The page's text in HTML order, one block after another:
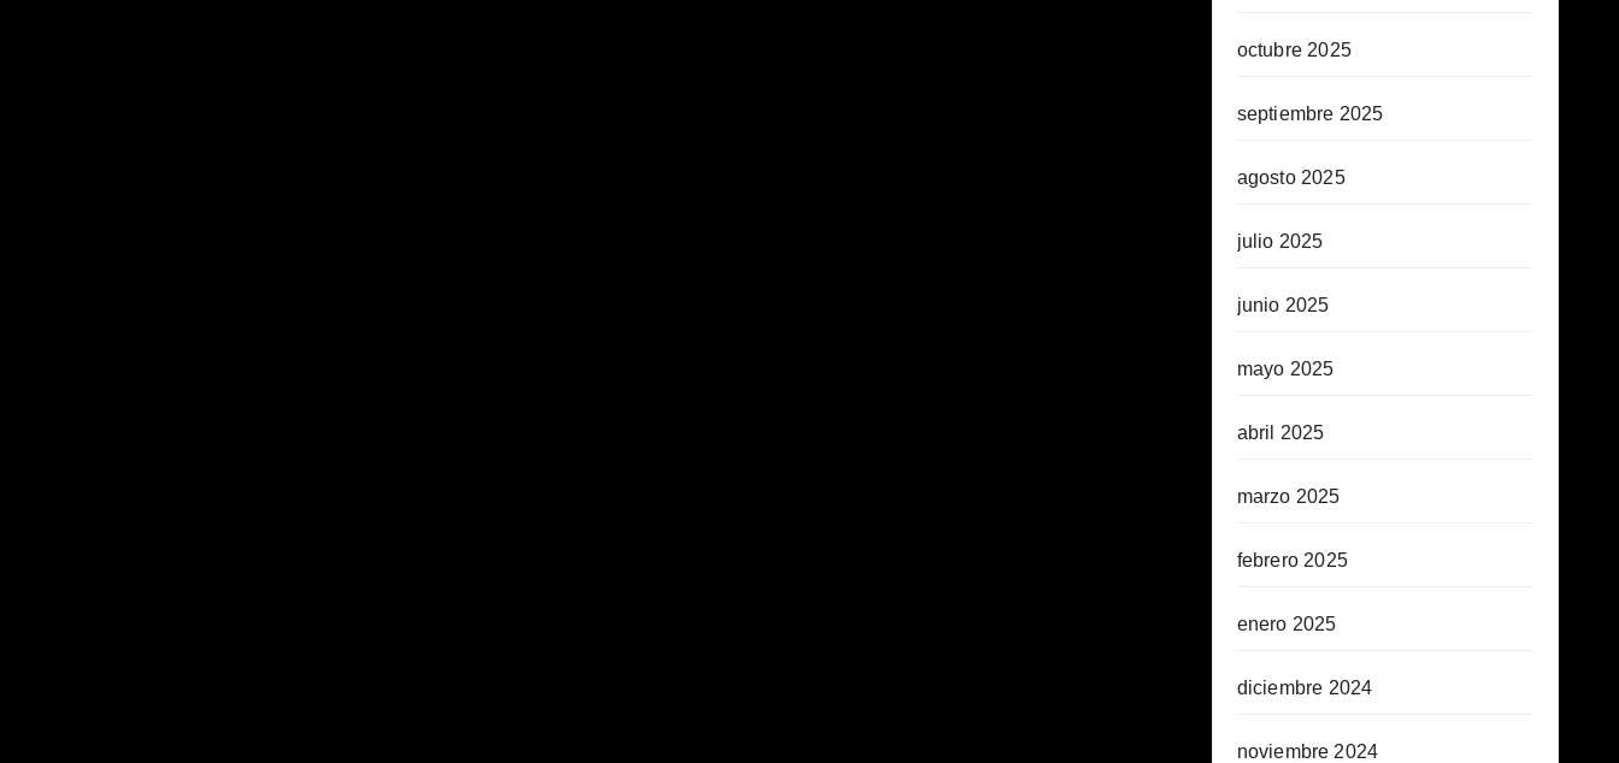
octubre 2025
septiembre 2025
agosto 2025
julio 2025
junio 2025
mayo 2025
abril 2025
marzo 2025
febrero 2025
enero 2025
diciembre 2024
noviembre 2024